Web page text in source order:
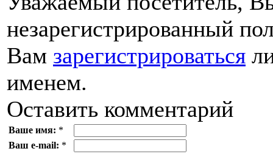
незарегистрированный
Вам зарегистрироваться
именем.
Оставить комментарий
Ваше имя: *
Ваш e-mail: *